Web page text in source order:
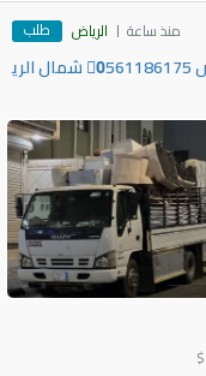
منذ ساعة الرياض طلب
دينا التخلص من الأثاث القديم بالرياض 0َ561186175 شمال الري
$